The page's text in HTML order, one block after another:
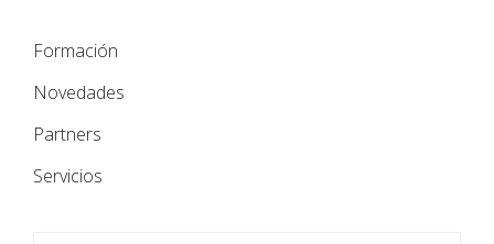
Formación
Novedades
Partners
Servicios